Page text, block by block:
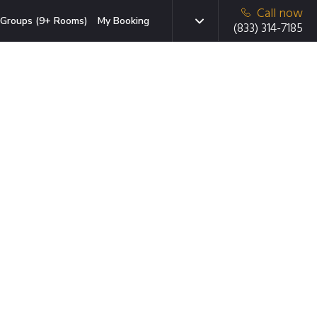
Groups (9+ Rooms) My Booking
Call now
(833) 314-7185